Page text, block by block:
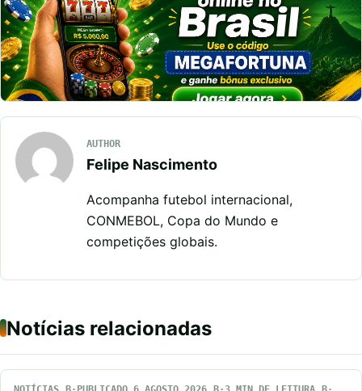
AUTHOR
Felipe Nascimento
Acompanha futebol internacional,
CONMEBOL, Copa do Mundo e
competições globais.
Notícias relacionadas